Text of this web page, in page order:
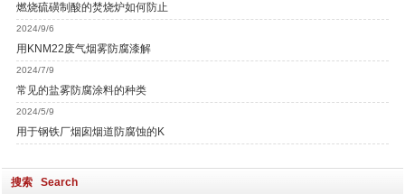
燃烧硫磺制酸的焚烧炉如何防止
2024/9/6
用KNM22废气烟雾防腐漆解
2024/7/9
常见的盐雾防腐涂料的种类
2024/5/9
用于钢铁厂烟囱烟道防腐蚀的K
搜索 Search